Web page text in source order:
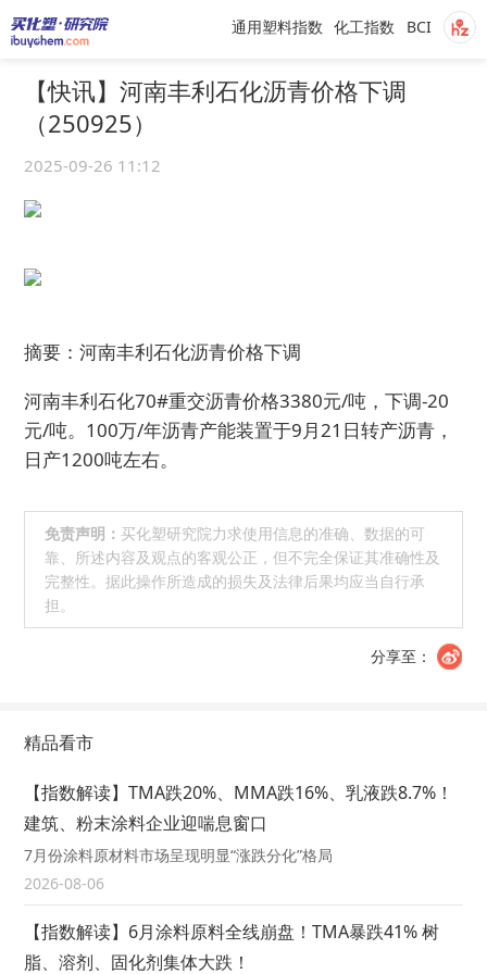
BCI
化工指数
通用塑料指数
【快讯】河南丰利石化沥青价格下调
（250925）
2025-09-26 11:12
摘要：河南丰利石化沥青价格下调
河南丰利石化70#重交沥青价格3380元/吨，下调-20
元/吨。100万/年沥青产能装置于9月21日转产沥青，
日产1200吨左右。
免责声明： 买化塑研究院力求使用信息的准确、数据的可
靠、所述内容及观点的客观公正，但不完全保证其准确性及
完整性。据此操作所造成的损失及法律后果均应当自行承
担。
分享至：
精品看市
【指数解读】TMA跌20%、MMA跌16%、乳液跌8.7%！
建筑、粉末涂料企业迎喘息窗口
7月份涂料原材料市场呈现明显“涨跌分化”格局
2026-08-06
【指数解读】6月涂料原料全线崩盘！TMA暴跌41% 树
脂、溶剂、固化剂集体大跌！